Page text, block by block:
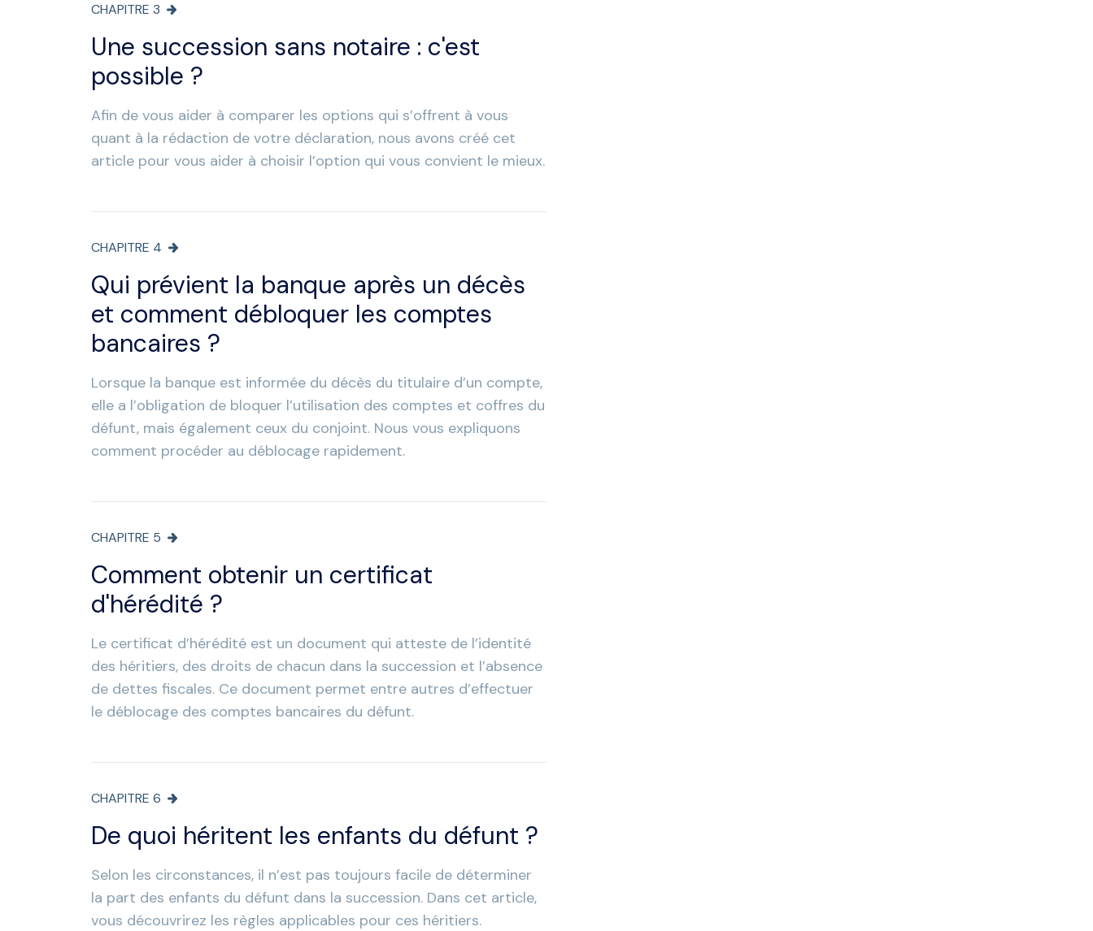
CHAPITRE 3
Une succession sans notaire : c'est
possible ?
Afin de vous aider à comparer les options qui s’offrent à vous
quant à la rédaction de votre déclaration, nous avons créé cet
article pour vous aider à choisir l’option qui vous convient le mieux.
CHAPITRE 4
Qui prévient la banque après un décès
et comment débloquer les comptes
bancaires ?
Lorsque la banque est informée du décès du titulaire d’un compte,
elle a l’obligation de bloquer l’utilisation des comptes et coffres du
défunt, mais également ceux du conjoint. Nous vous expliquons
comment procéder au déblocage rapidement.
CHAPITRE 5
Comment obtenir un certificat
d'hérédité ?
Le certificat d’hérédité est un document qui atteste de l’identité
des héritiers, des droits de chacun dans la succession et l’absence
de dettes fiscales. Ce document permet entre autres d’effectuer
le déblocage des comptes bancaires du défunt.
CHAPITRE 6
De quoi héritent les enfants du défunt ?
Selon les circonstances, il n’est pas toujours facile de déterminer
la part des enfants du défunt dans la succession. Dans cet article,
vous découvrirez les règles applicables pour ces héritiers.